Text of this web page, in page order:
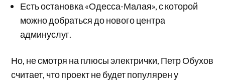
Есть остановка «Одесса-Малая», с которой
можно добраться до нового центра
админуслуг.
Но, не смотря на плюсы электрички, Петр Обухов
считает, что проект не будет популярен у